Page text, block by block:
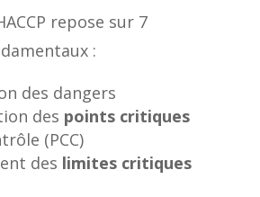
repose sur 7
:
des dangers
des points critiques
(PCC)
des limites critiques